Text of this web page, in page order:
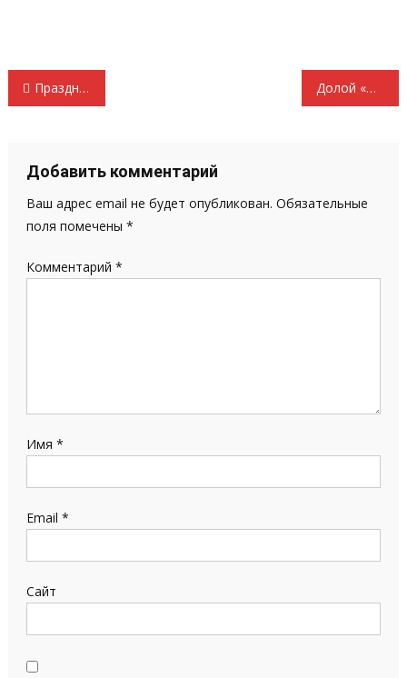
Навигация
записям
Праздник торжества Советской науки и техники Долой «Платон» — кормушку Ротенберга!
Добавить комментарий
Ваш адрес email не будет опубликован. Обязательные
поля помечены *
Комментарий *
Имя *
Email *
Сайт